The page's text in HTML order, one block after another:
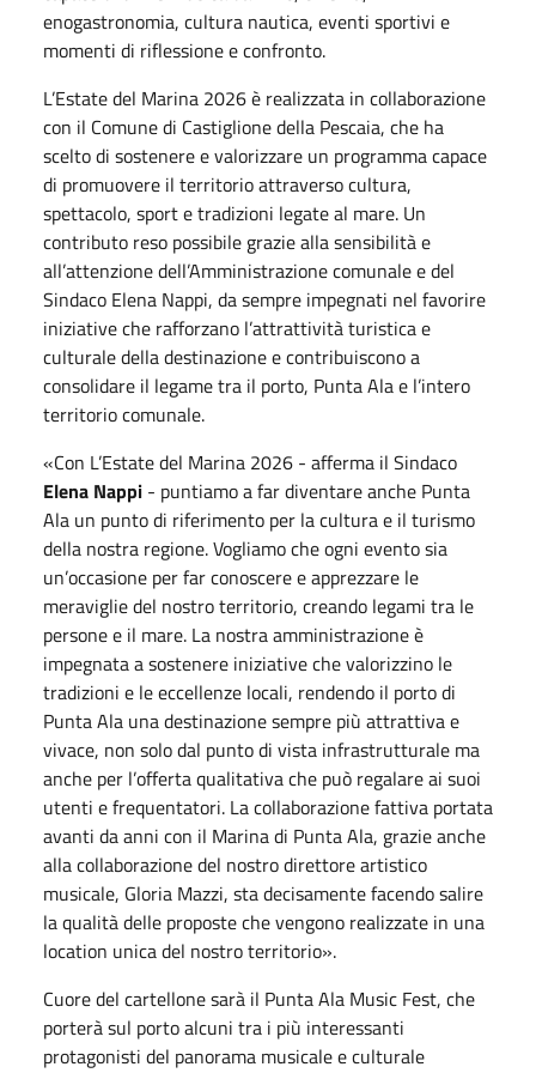
enogastronomia, cultura nautica, eventi sportivi e
momenti di riflessione e confronto.
L’Estate del Marina 2026 è realizzata in collaborazione
con il Comune di Castiglione della Pescaia, che ha
scelto di sostenere e valorizzare un programma capace
di promuovere il territorio attraverso cultura,
spettacolo, sport e tradizioni legate al mare. Un
contributo reso possibile grazie alla sensibilità e
all’attenzione dell’Amministrazione comunale e del
Sindaco Elena Nappi, da sempre impegnati nel favorire
iniziative che rafforzano l’attrattività turistica e
culturale della destinazione e contribuiscono a
consolidare il legame tra il porto, Punta Ala e l’intero
territorio comunale.
«Con L’Estate del Marina 2026 - afferma il Sindaco
Elena Nappi - puntiamo a far diventare anche Punta
Ala un punto di riferimento per la cultura e il turismo
della nostra regione. Vogliamo che ogni evento sia
un’occasione per far conoscere e apprezzare le
meraviglie del nostro territorio, creando legami tra le
persone e il mare. La nostra amministrazione è
impegnata a sostenere iniziative che valorizzino le
tradizioni e le eccellenze locali, rendendo il porto di
Punta Ala una destinazione sempre più attrattiva e
vivace, non solo dal punto di vista infrastrutturale ma
anche per l’offerta qualitativa che può regalare ai suoi
utenti e frequentatori. La collaborazione fattiva portata
avanti da anni con il Marina di Punta Ala, grazie anche
alla collaborazione del nostro direttore artistico
musicale, Gloria Mazzi, sta decisamente facendo salire
la qualità delle proposte che vengono realizzate in una
location unica del nostro territorio».
Cuore del cartellone sarà il Punta Ala Music Fest, che
porterà sul porto alcuni tra i più interessanti
protagonisti del panorama musicale e culturale